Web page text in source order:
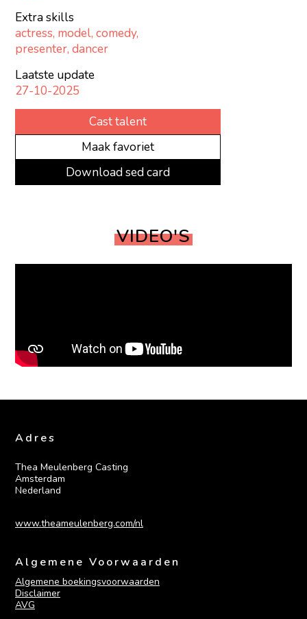
Extra skills
actress, model, comedy,
presenter, dancer
Laatste update
27-10-2025
Cast talent
Maak favoriet
Download sed card
VIDEO'S
Adres
Thea Meulenberg Casting
Amsterdam
Nederland
www.theameulenberg.com/nl
Algemene Voorwaarden
Algemene boekingsvoorwaarden
Disclaimer
AVG